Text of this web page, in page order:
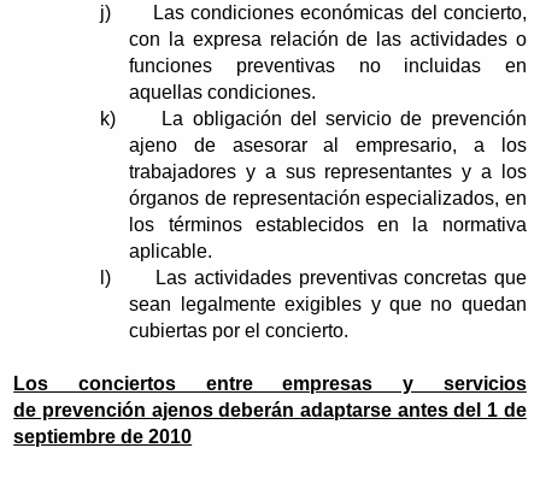
j)
Las condiciones económicas del concierto,
con la expresa relación de las actividades o
funciones preventivas no incluidas en
aquellas condiciones.
k)
La obligación del servicio de prevención
ajeno de asesorar al empresario, a los
trabajadores y a sus representantes y a los
órganos de representación especializados, en
los términos establecidos en la normativa
aplicable.
l)
Las actividades preventivas concretas que
sean legalmente exigibles y que no quedan
cubiertas por el concierto.
Los conciertos entre empresas y servicios
de prevención ajenos deberán adaptarse antes del 1 de
septiembre de 2010